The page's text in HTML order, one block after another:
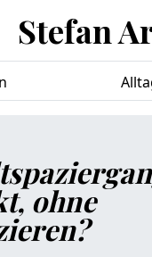
Stefan
ohne